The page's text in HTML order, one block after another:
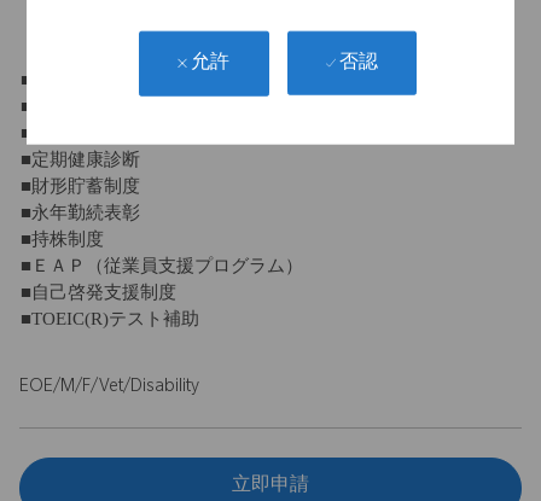
允許 否認
■社会保険完備
■退職金制度
■団体保険
■定期健康診断
■財形貯蓄制度
■永年勤続表彰
■持株制度
■ＥＡＰ（従業員支援プログラム）
■自己啓発支援制度
■TOEIC(R)テスト補助
EOE/M/F/Vet/Disability
立即申請